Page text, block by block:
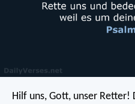
Hilf uns, Gott, unser Retter!